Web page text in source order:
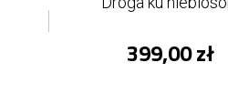
399,00 zł